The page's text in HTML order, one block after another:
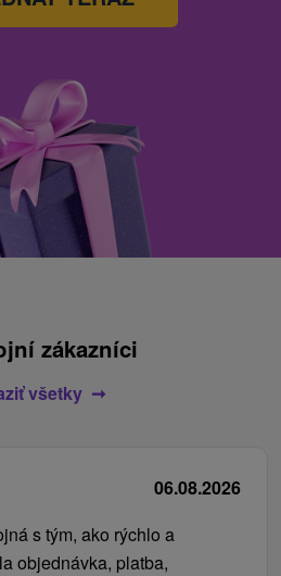
zákazníci
všetky
06.08.2026
s tým, ako rýchlo a
objednávka, platba,